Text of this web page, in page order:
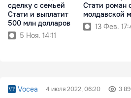
сделку с семьей
Стати и выплатит
500 млн долларов
5 Ноя. 14:11
Стати роман
молдавской
13 Фев.
Vocea 4 июля 2022, 06:20 3